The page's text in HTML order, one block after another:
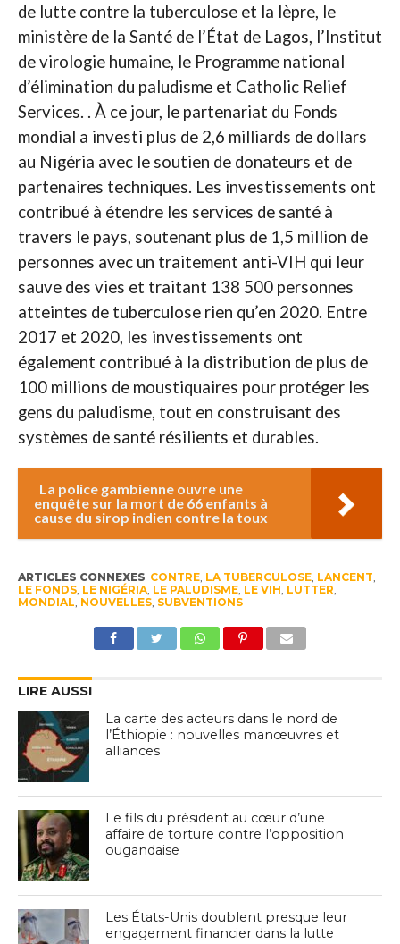
de lutte contre la tuberculose et la lèpre, le
ministère de la Santé de l’État de Lagos, l’Institut
de virologie humaine, le Programme national
d’élimination du paludisme et Catholic Relief
Services. . À ce jour, le partenariat du Fonds
mondial a investi plus de 2,6 milliards de dollars
au Nigéria avec le soutien de donateurs et de
partenaires techniques. Les investissements ont
contribué à étendre les services de santé à
travers le pays, soutenant plus de 1,5 million de
personnes avec un traitement anti-VIH qui leur
sauve des vies et traitant 138 500 personnes
atteintes de tuberculose rien qu’en 2020. Entre
2017 et 2020, les investissements ont
également contribué à la distribution de plus de
100 millions de moustiquaires pour protéger les
gens du paludisme, tout en construisant des
systèmes de santé résilients et durables.
La police gambienne ouvre une
enquête sur la mort de 66 enfants à
cause du sirop indien contre la toux
ARTICLES CONNEXES CONTRE, LA TUBERCULOSE, LANCENT
LE FONDS, LE NIGÉRIA, LE PALUDISME, LE VIH LUTTER
MONDIAL NOUVELLES, SUBVENTIONS
LIRE AUSSI
La carte des acteurs dans le nord de
l’Éthiopie : nouvelles manœuvres et
alliances
Le fils du président au cœur d’une
affaire de torture contre l’opposition
ougandaise
Les États-Unis doublent presque leur
engagement financier dans la lutte